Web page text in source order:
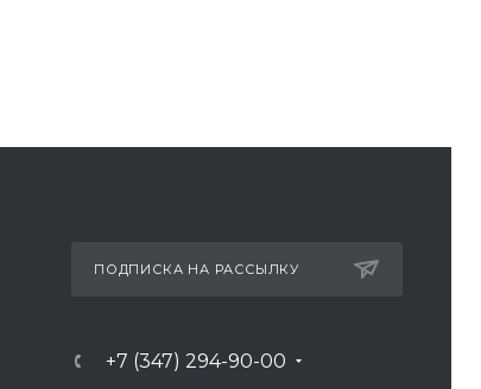
ПОДПИСКА НА РАССЫЛКУ
+7 (347) 294-90-00